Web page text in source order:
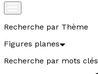
Recherche par Thème
Figures planes
Recherche par mots clés